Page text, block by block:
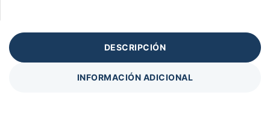
DESCRIPCIÓN
INFORMACIÓN ADICIONAL